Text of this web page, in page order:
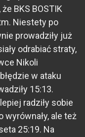
BKS BOSTIK
Niestety po
prowadziły już
odrabiać straty,
Nikoli
w ataku
15:13.
radziły sobie
ale też
25:19. Na